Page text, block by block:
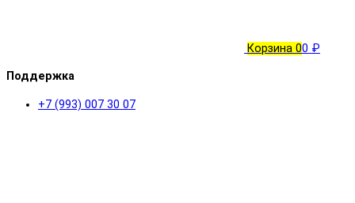
Корзина 00 ₽
Поддержка
+7 (993) 007 30 07